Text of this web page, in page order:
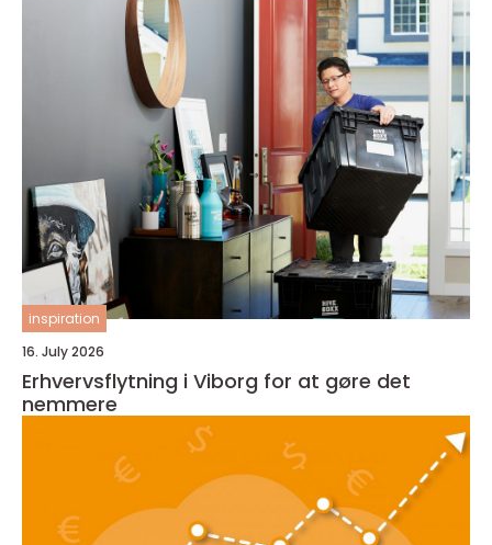
inspiration
16. July 2026
Erhvervsflytning i Viborg for at gøre det
nemmere